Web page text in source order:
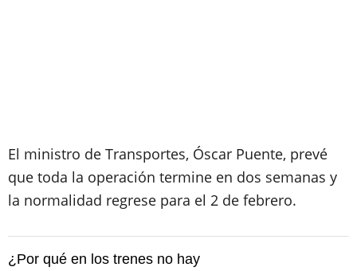
El ministro de Transportes, Óscar Puente, prevé
que toda la operación termine en dos semanas y
la normalidad regrese para el 2 de febrero.
¿Por qué en los trenes no hay